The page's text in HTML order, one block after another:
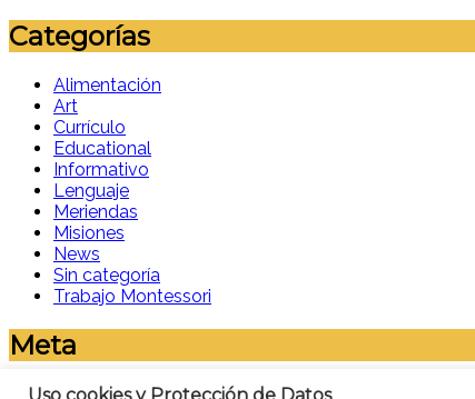
Categorías
Alimentación
Art
Currículo
Educational
Informativo
Lenguaje
Meriendas
Misiones
News
Sin categoría
Trabajo Montessori
Meta
Acceder